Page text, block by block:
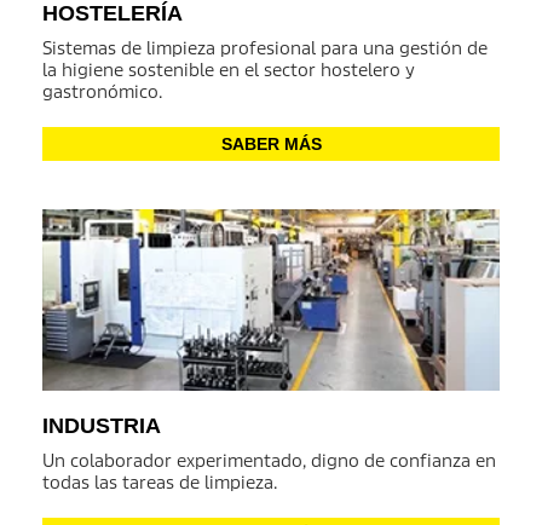
HOSTELERÍA
Sistemas de limpieza profesional para una gestión de
la higiene sostenible en el sector hostelero y
gastronómico.
SABER MÁS
INDUSTRIA
Un colaborador experimentado, digno de confianza en
todas las tareas de limpieza.